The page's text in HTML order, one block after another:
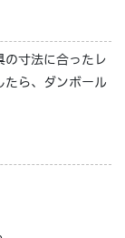
の寸法に合ったレ
たら、ダンボール